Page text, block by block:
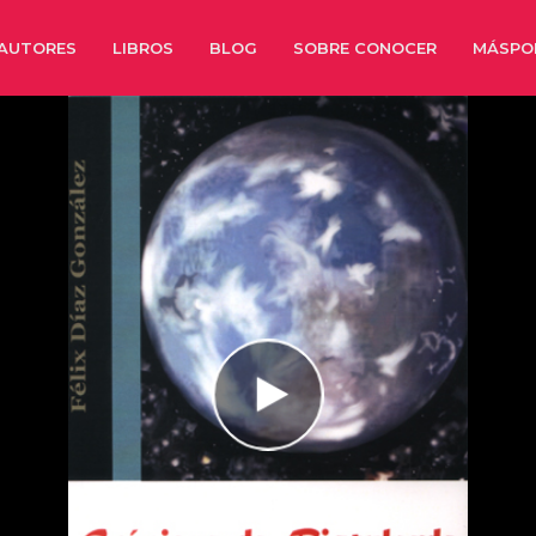
LIBROS BLOG SOBRE CONOCER